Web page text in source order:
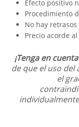
Efecto positivo
Procedimiento
No hay
Precio acorde
¡Tenga en
de que el uso del
el